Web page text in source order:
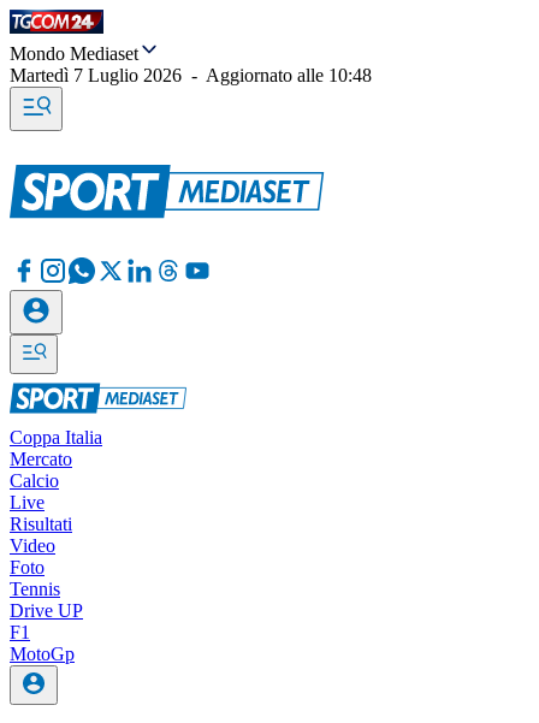
Mondo Mediaset
Martedì 7 Luglio 2026 - Aggiornato alle 10:48
Coppa Italia
Mercato
Calcio
Live
Risultati
Video
Foto
Tennis
Drive UP
F1
MotoGp